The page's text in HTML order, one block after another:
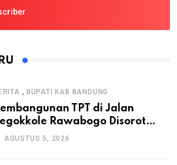
, BUPATI KAB BANDUNG
TPT di Jalan
Rawabogo Disorot
Selesai Tanpa Papan
AGUSTUS 5, 2026